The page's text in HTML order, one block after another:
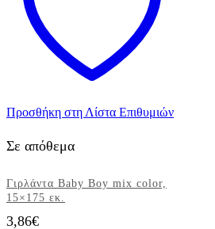
Προσθήκη στη Λίστα Επιθυμιών
Σε απόθεμα
Γιρλάντα Baby Boy mix color,
15×175 εκ.
3,86€